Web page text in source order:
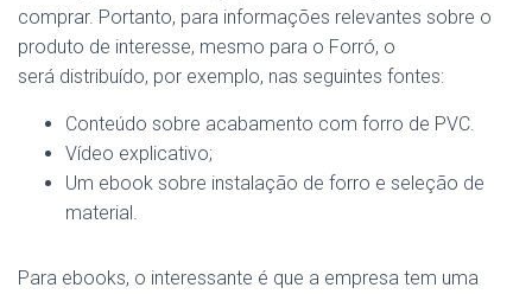
comprar. Portanto, para informações relevantes sobre o
produto de interesse, mesmo para o Forró, o
será distribuído, por exemplo, nas seguintes fontes:
Conteúdo sobre acabamento com forro de PVC.
Vídeo explicativo;
Um ebook sobre instalação de forro e seleção de
material.
Para ebooks, o interessante é que a empresa tem uma